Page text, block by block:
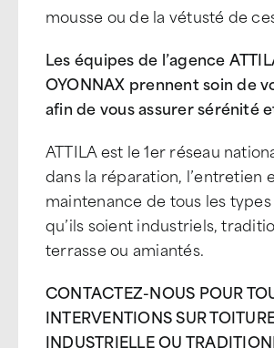
mousse ou de la vétusté de
Les équipes de l’agence
OYONNAX prennent soin de
afin de vous assurer sérénité
ATTILA est le 1er réseau
dans la réparation, l’entretien
maintenance de tous les
qu’ils soient industriels,
terrasse ou amiantés.
CONTACTEZ-NOUS POUR
INTERVENTIONS SUR
INDUSTRIELLE OU